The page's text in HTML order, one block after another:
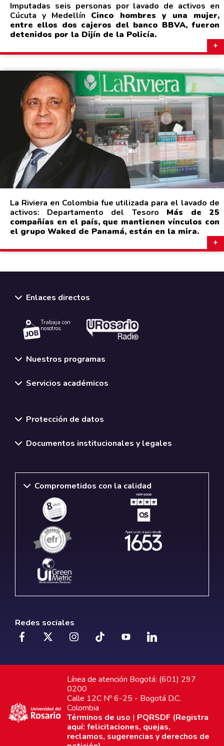
Imputadas seis personas por lavado de activos en
Cúcuta y Medellín Cinco hombres y una mujer,
entre ellos dos cajeros del banco BBVA, fueron
detenidos por la Dijín de la Policía.
La Riviera en Colombia fue utilizada para el lavado de
activos: Departamento del Tesoro Más de 25
compañías en el país, que mantienen vínculos con
el grupo Waked de Panamá, están en la mira.
Enlaces directos
Trabaja con
nosotros.
Nuestros programas
Servicios académicos
Protección de datos
Documentos institucionales y legales
Comprometidos con la calidad
Redes sociales
Línea de atención Bogotá: (601) 297
0200
Calle 12C Nº 6-25 - Bogotá D.C.
Colombia
Términos de uso | PQRSDF (Registra
aquí: felicitaciones, quejas,
reclamos, sugerencias y derechos de